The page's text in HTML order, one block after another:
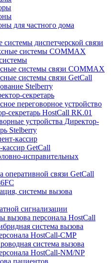
для частного дома
диспетчерской связи
системы COMMAX
системы связи COMMAX
системы связи GetCall
Stelberry
секретарь
переговорное устройство
секретарь HostCall RK.01
устройства Директор-
Stelberry
кассир
GetCall
исправительных
оперативной связи GetCall
системы вызова
сигнализации
вызова персонала HostCall
система вызова
HostCall-CMP
система вызова
HostCall-NM/NP
пациентов